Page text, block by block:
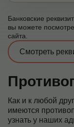
Банковские
вы можете
сайта.
Смотреть
Как и к любой
имеются
узнать у наших